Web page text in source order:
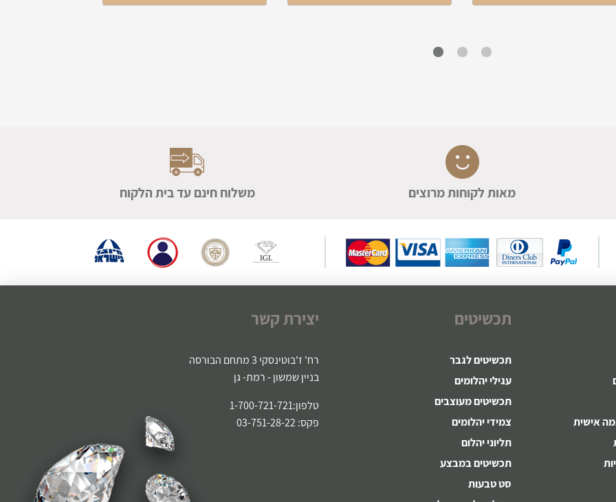
מאות לקוחות מרוצים משלוח חינם עד בית הלקוח
אישית
תכשיטים
תכשיטים לגבר
עגילי יהלומים
תכשיטים מעוצבים
צמידי יהלומים
תליוני יהלום
תכשיטים במבצע
סט טבעות
יצירת קשר
רח' ז'בוטינסקי 3 מתחם הבורסה
בניין שמשון - רמת- גן
טלפון:1-700-721-721
פקס: 03-751-28-22